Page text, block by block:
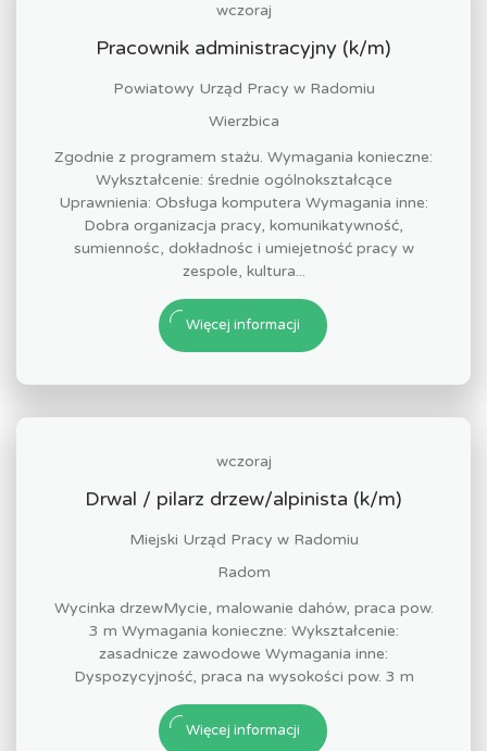
wczoraj
Pracownik administracyjny (k/m)
Powiatowy Urząd Pracy w Radomiu
Wierzbica
Zgodnie z programem stażu. Wymagania konieczne:
Wykształcenie: średnie ogólnokształcące
Uprawnienia: Obsługa komputera Wymagania inne:
Dobra organizacja pracy, komunikatywność,
sumiennośc, dokładnośc i umiejetność pracy w
zespole, kultura...
Więcej informacji
wczoraj
Drwal / pilarz drzew/alpinista (k/m)
Miejski Urząd Pracy w Radomiu
Radom
Wycinka drzewMycie, malowanie dahów, praca pow.
3 m Wymagania konieczne: Wykształcenie:
zasadnicze zawodowe Wymagania inne:
Dyspozycyjność, praca na wysokości pow. 3 m
Więcej informacji